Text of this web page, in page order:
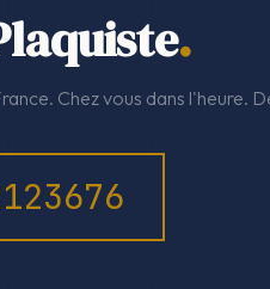
.
Chez vous dans l'heure.